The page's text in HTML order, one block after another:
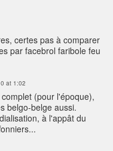
certes pas à comparer
par facebrol faribole feu
at 1:02
(pour l'époque),
belgo-belge aussi.
à l'appât du